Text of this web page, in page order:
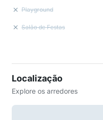
Playground
Salão de Festas
Localização
Explore os arredores